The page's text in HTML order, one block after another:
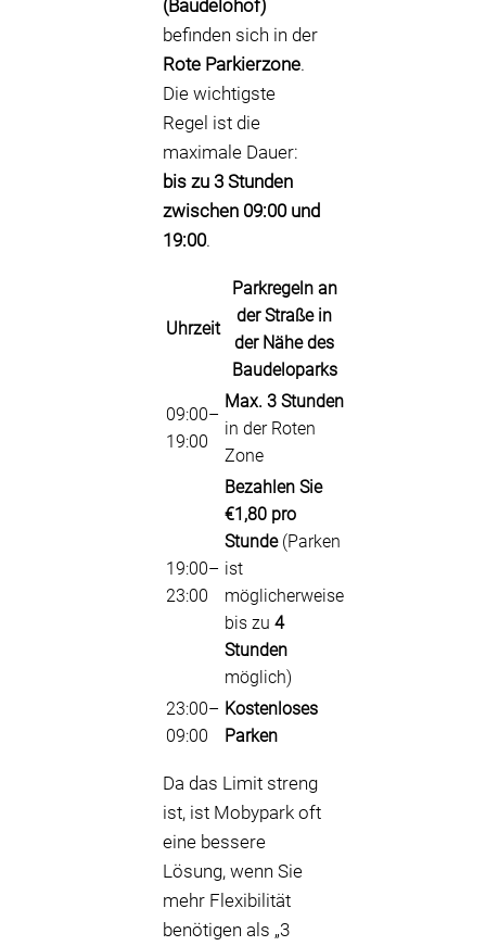
(Baudelohof)
befinden sich in der
Rote Parkierzone.
Die wichtigste
Regel ist die
maximale Dauer:
bis zu 3 Stunden
zwischen 09:00 und
19:00.
Uhrzeit
Parkregeln an
der Straße in
der Nähe des
Baudeloparks
09:00–
19:00
Max. 3 Stunden
in der Roten
Zone
19:00–
23:00
Bezahlen Sie
€1,80 pro
Stunde(Parken
ist
möglicherweise
bis zu 4
Stunden
möglich)
23:00–
09:00
Kostenloses
Parken
Da das Limit streng
ist, ist Mobypark oft
eine bessere
Lösung, wenn Sie
mehr Flexibilität
benötigen als „3